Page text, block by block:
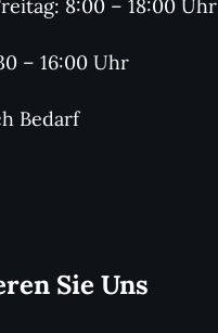
8:00 – 18:00 Uhr
– 16:00 Uhr
Bedarf
Sie Uns